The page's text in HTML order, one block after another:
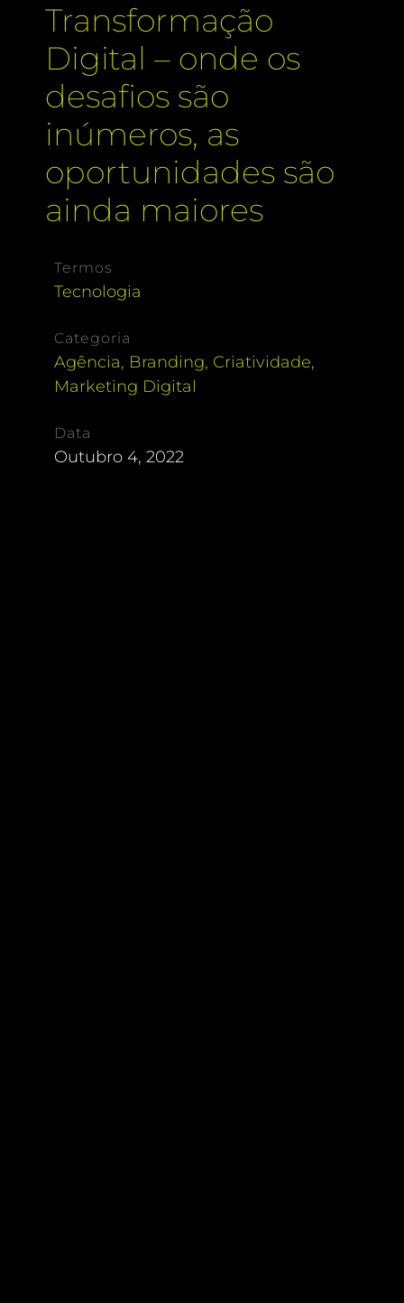
Transformação
Digital – onde os
desafios são
inúmeros, as
oportunidades são
ainda maiores
Termos
Tecnologia
Categoria
Agência, Branding, Criatividade,
Marketing Digital
Data
Outubro 4, 2022